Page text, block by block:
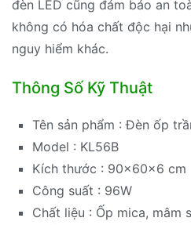
đèn LED cũng đảm bảo an
không có hóa chất độc hại
nguy hiểm khác.
Thông Số Kỹ Thuật
Tên sản phẩm : Đèn ốp
Model : KL56B
Kích thước : 90x60x6 cm
Công suất : 96W
Chất liệu : Ốp mica, mâm